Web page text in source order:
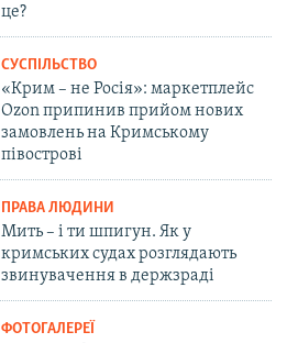
це?
СУСПІЛЬСТВО
«Крим – не Росія»: маркетплейс
Ozon припинив прийом нових
замовлень на Кримському
півострові
ПРАВА ЛЮДИНИ
Мить – і ти шпигун. Як у
кримських судах розглядають
звинувачення в держзраді
ФОТОГАЛЕРЕЇ